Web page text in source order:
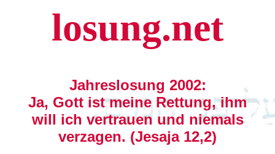
losung.net
Jahreslosung 2002:
Ja, Gott ist meine Rettung, ihm
will ich vertrauen und niemals
verzagen. (Jesaja 12,2)